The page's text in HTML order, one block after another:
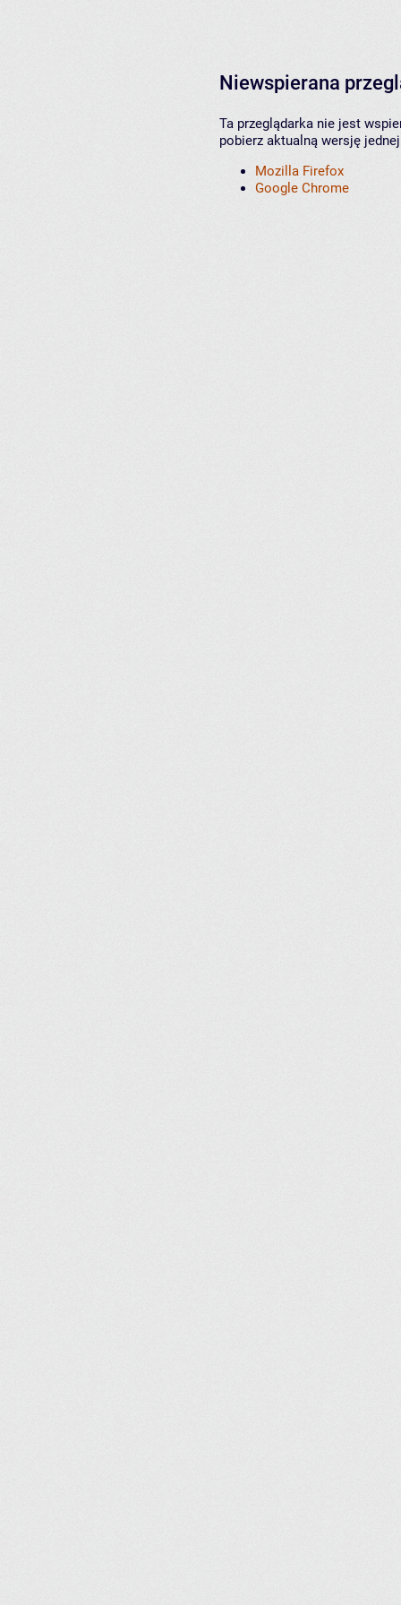
Niewspierana
Ta przeglądarka nie jest
pobierz aktualną wersję
Mozilla Firefox
Google Chrome